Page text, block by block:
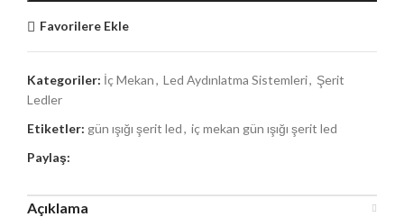
Favorilere Ekle
Kategoriler: İç Mekan, Led Aydınlatma Sistemleri, Şerit
Ledler
Etiketler: gün ışığı şerit led, iç mekan gün ışığı şerit led
Paylaş:
Açıklama